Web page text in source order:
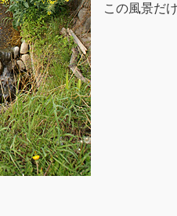
この風景だ